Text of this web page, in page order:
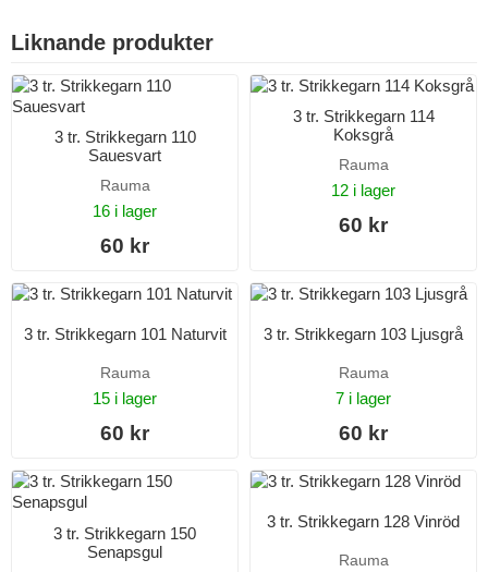
Liknande produkter
3 tr. Strikkegarn 110
Sauesvart
Rauma
16 i lager
60 kr
3 tr. Strikkegarn 114
Koksgrå
Rauma
12 i lager
60 kr
3 tr. Strikkegarn 101 Naturvit
Rauma
15 i lager
60 kr
3 tr. Strikkegarn 103 Ljusgrå
Rauma
7 i lager
60 kr
3 tr. Strikkegarn 150
Senapsgul
3 tr. Strikkegarn 128 Vinröd
Rauma